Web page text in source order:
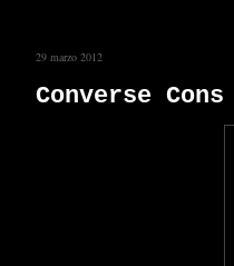
29 marzo 2012
Converse